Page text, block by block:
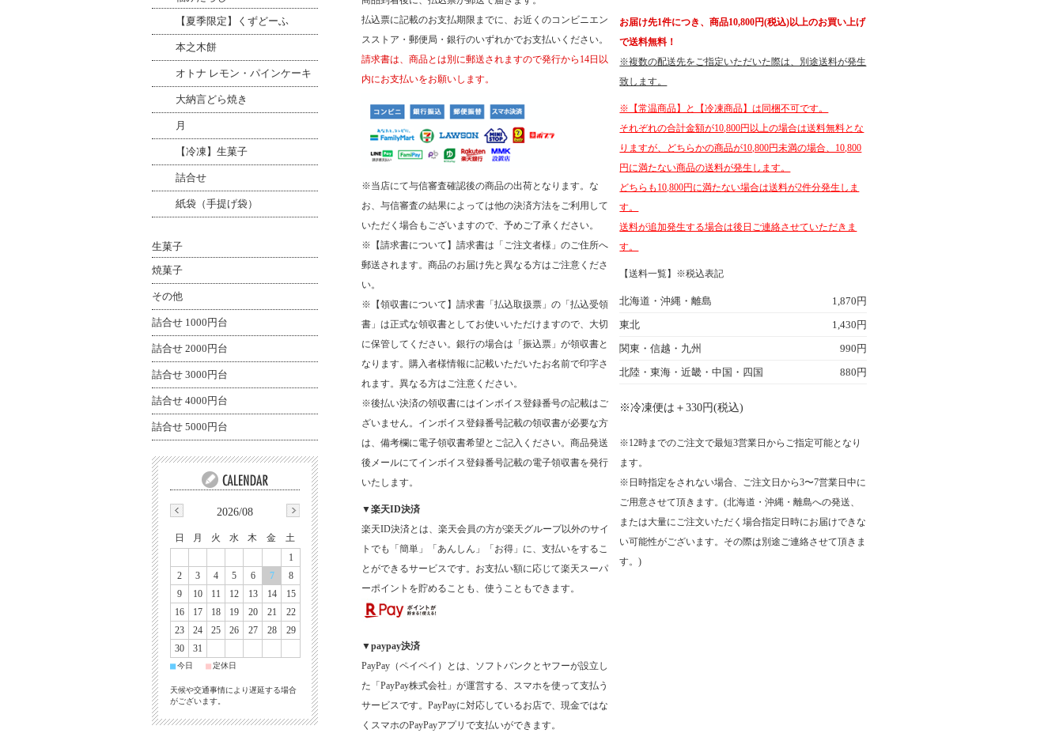
払込票に記載のお支払期限までに、お近くのコンビニエン
スストア・郵便局・銀行のいずれかでお支払いください。
請求書は、商品とは別に郵送されますので発行から14日以
内にお支払いをお願いします。
※当店にて与信審査確認後の商品の出荷となります。な
お、与信審査の結果によっては他の決済方法をご利用して
いただく場合もございますので、予めご了承ください。
※【請求書について】請求書は「ご注文者様」のご住所へ
郵送されます。商品のお届け先と異なる方はご注意くださ
い。
※【領収書について】請求書「払込取扱票」の「払込受領
書」は正式な領収書としてお使いいただけますので、大切
に保管してください。銀行の場合は「振込票」が領収書と
なります。購入者様情報に記載いただいたお名前で印字さ
れます。異なる方はご注意ください。
※後払い決済の領収書にはインボイス登録番号の記載はご
ざいません。インボイス登録番号記載の領収書が必要な方
は、備考欄に電子領収書希望とご記入ください。商品発送
後メールにてインボイス登録番号記載の電子領収書を発行
いたします。
▼楽天ID決済
楽天ID決済とは、楽天会員の方が楽天グループ以外のサイ
トでも「簡単」「あんしん」「お得」に、支払いをするこ
とができるサービスです。お支払い額に応じて楽天スーパ
ーポイントを貯めることも、使うこともできます。
▼paypay決済
PayPay（ペイペイ）とは、ソフトバンクとヤフーが設立し
た「PayPay株式会社」が運営する、スマホを使って支払う
サービスです。PayPayに対応しているお店で、現金ではな
くスマホのPayPayアプリで支払いができます。
お届け先1件につき、商品10,800円(税込)以上のお買い上げ
で送料無料！
※複数の配送先をご指定いただいた際は、別途送料が発生
致します。
※【常温商品】と【冷凍商品】は同梱不可です。
それぞれの合計金額が10,800円以上の場合は送料無料とな
りますが、どちらかの商品が10,800円未満の場合、10,800
円に満たない商品の送料が発生します。
どちらも10,800円に満たない場合は送料が2件分発生しま
す。
送料が追加発生する場合は後日ご連絡させていただきま
す。
【送料一覧】※税込表記
北海道・沖縄・離島
1,870円
東北
1,430円
関東・信越・九州
990円
北陸・東海・近畿・中国・四国
880円
※冷凍便は＋330円(税込)
※12時までのご注文で最短3営業日からご指定可能となり
ます。
※日時指定をされない場合、ご注文日から3〜7営業日中に
ご用意させて頂きます。(北海道・沖縄・離島への発送、
または大量にご注文いただく場合指定日時にお届けできな
い可能性がございます。その際は別途ご連絡させて頂きま
す。)
【夏季限定】くずどーふ
本之木餅
オトナ レモン・パインケーキ
大納言どら焼き
月
【冷凍】生菓子
詰合せ
紙袋（手提げ袋）
生菓子
焼菓子
その他
詰合せ 1000円台
詰合せ 2000円台
詰合せ 3000円台
詰合せ 4000円台
詰合せ 5000円台
2026/08
日 月 火 水 木 金
土
1
2
3 4 5 6 7
8
9
10 11 12 13 14
15
16
17 18 19 20 21
22
23
24 25 26 27 28
29
30
31
■今日 ■定休日
天候や交通事情により遅延する場合
がございます。